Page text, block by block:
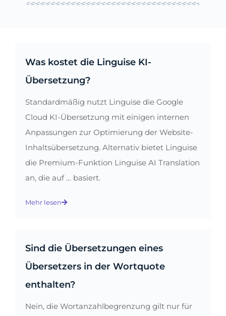
Was kostet die Linguise KI-
Übersetzung?
Standardmäßig nutzt Linguise die Google
Cloud KI-Übersetzung mit einigen internen
Anpassungen zur Optimierung der Website-
Inhaltsübersetzung. Alternativ bietet Linguise
die Premium-Funktion Linguise AI Translation
an, die auf … basiert.
Mehr lesen
Sind die Übersetzungen eines
Übersetzers in der Wortquote
enthalten?
Nein, die Wortanzahlbegrenzung gilt nur für